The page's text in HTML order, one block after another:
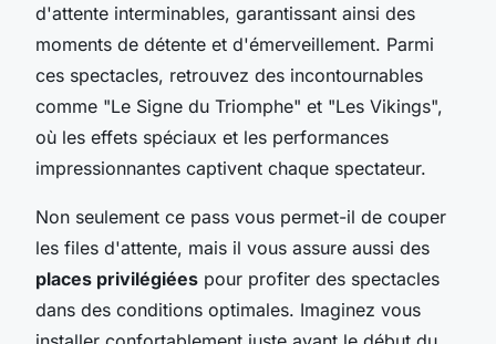
d'attente interminables, garantissant ainsi des
moments de détente et d'émerveillement. Parmi
ces spectacles, retrouvez des incontournables
comme "Le Signe du Triomphe" et "Les Vikings",
où les effets spéciaux et les performances
impressionnantes captivent chaque spectateur.
Non seulement ce pass vous permet-il de couper
les files d'attente, mais il vous assure aussi des
places privilégiées pour profiter des spectacles
dans des conditions optimales. Imaginez vous